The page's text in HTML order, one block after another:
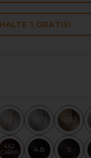
1 GRATIS!
10.1 10.11 10.12
4.62
CARMI
4.8 5